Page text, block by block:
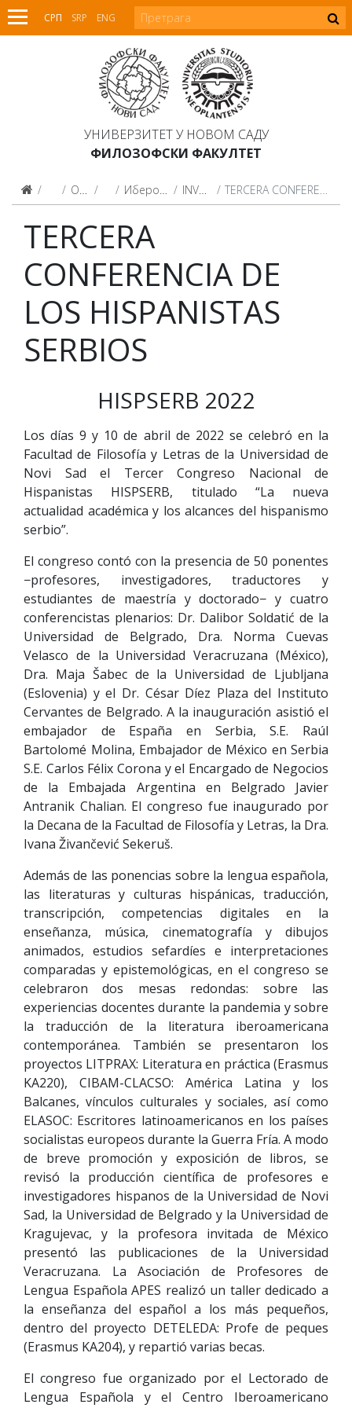
СРП SRP ENG
УНИВЕРЗИТЕТ У НОВОМ САДУ
ФИЛОЗОФСКИ ФАКУЛТЕТ
Факултет
О Факултету ЦентриИбероамерички центар INVESTIGACIONES TERCERA CONFERENCIA DE LOS HISPANISTAS SERBIOS
TERCERA
CONFERENCIA DE
LOS HISPANISTAS
SERBIOS
HISPSERB 2022
Los días 9 y 10 de abril de 2022 se celebró en la
Facultad de Filosofía y Letras de la Universidad de
Novi Sad el Tercer Congreso Nacional de
Hispanistas HISPSERB, titulado “La nueva
actualidad académica y los alcances del hispanismo
serbio”.
El congreso contó con la presencia de 50 ponentes
−profesores, investigadores, traductores y
estudiantes de maestría y doctorado− y cuatro
conferencistas plenarios: Dr. Dalibor Soldatić de la
Universidad de Belgrado, Dra. Norma Cuevas
Velasco de la Universidad Veracruzana (México),
Dra. Maja Šabec de la Universidad de Ljubljana
(Eslovenia) y el Dr. César Díez Plaza del Instituto
Cervantes de Belgrado. A la inauguración asistió el
embajador de España en Serbia, S.E. Raúl
Bartolomé Molina, Embajador de México en Serbia
S.E. Carlos Félix Corona y el Encargado de Negocios
de la Embajada Argentina en Belgrado Javier
Antranik Chalian. El congreso fue inaugurado por
la Decana de la Facultad de Filosofía y Letras, la Dra.
Ivana Živančević Sekeruš.
Además de las ponencias sobre la lengua española,
las literaturas y culturas hispánicas, traducción,
transcripción, competencias digitales en la
enseñanza, música, cinematografía y dibujos
animados, estudios sefardíes e interpretaciones
comparadas y epistemológicas, en el congreso se
celebraron dos mesas redondas: sobre las
experiencias docentes durante la pandemia y sobre
la traducción de la literatura iberoamericana
contemporánea. También se presentaron los
proyectos LITPRAX: Literatura en práctica (Erasmus
KA220), CIBAM-CLACSO: América Latina y los
Balcanes, vínculos culturales y sociales, así como
ELASOC: Escritores latinoamericanos en los países
socialistas europeos durante la Guerra Fría. A modo
de breve promoción y exposición de libros, se
revisó la producción científica de profesores e
investigadores hispanos de la Universidad de Novi
Sad, la Universidad de Belgrado y la Universidad de
Kragujevac, y la profesora invitada de México
presentó las publicaciones de la Universidad
Veracruzana. La Asociación de Profesores de
Lengua Española APES realizó un taller dedicado a
la enseñanza del español a los más pequeños,
dentro del proyecto DETELEDA: Profe de peques
(Erasmus KA204), y repartió varias becas.
El congreso fue organizado por el Lectorado de
Lengua Española y el Centro Iberoamericano